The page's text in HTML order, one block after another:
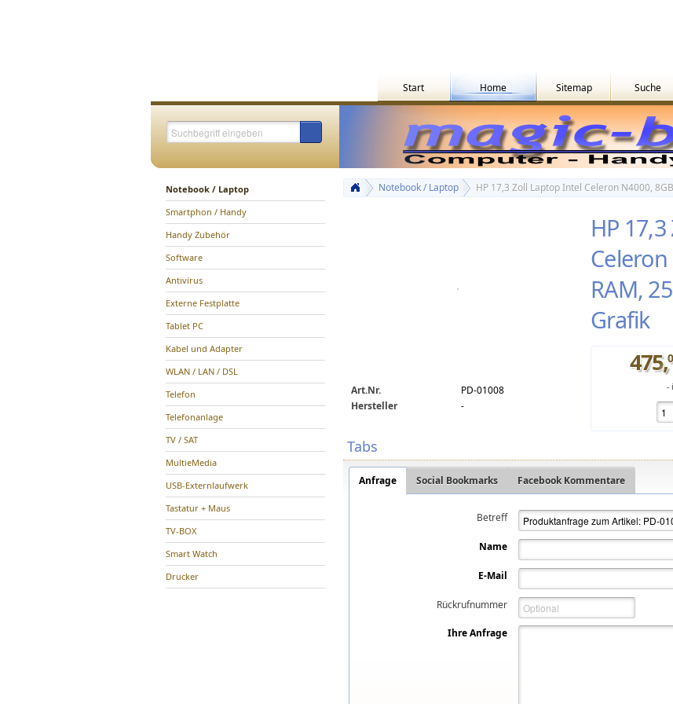
Start Home Sitemap Suche
Notebook / Laptop
Smartphon / Handy
Handy Zubehör
Software
Antivirus
Externe Festplatte
Tablet PC
Kabel und Adapter
WLAN / LAN / DSL
Telefon
Telefonanlage
TV / SAT
MultieMedia
USB-Externlaufwerk
Tastatur + Maus
TV-BOX
Smart Watch
Drucker
Notebook / Laptop HP 17,3 Zoll Laptop Intel Celeron N4000,
Art.Nr.
PD-01008
Hersteller
-
HP
Celeron
RAM,
Grafik
475,
-
Tabs
Anfrage Social Bookmarks Facebook Kommentare
Betreff
Name
E-Mail
Rückrufnummer
Ihre Anfrage